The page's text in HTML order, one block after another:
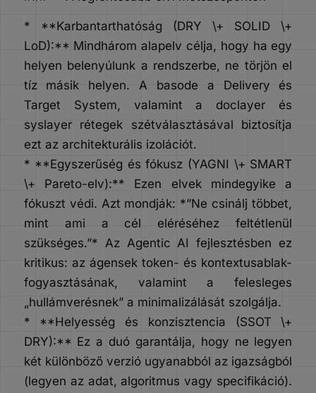
* **Karbantarthatóság (DRY \+ SOLID \+
LoD):** Mindhárom alapelv célja, hogy ha egy
helyen belenyúlunk a rendszerbe, ne törjön el
tíz másik helyen. A basode a Delivery és
Target System, valamint a doclayer és
syslayer rétegek szétválasztásával biztosítja
ezt az architekturális izolációt.
* **Egyszerűség és fókusz (YAGNI \+ SMART
\+ Pareto-elv):** Ezen elvek mindegyike a
fókuszt védi. Azt mondják: *”Ne csinálj többet,
mint ami a cél eléréséhez feltétlenül
szükséges.”* Az Agentic AI fejlesztésben ez
kritikus: az ágensek token- és kontextusablak-
fogyasztásának, valamint a felesleges
„hullámverésnek” a minimalizálását szolgálja.
* **Helyesség és konzisztencia (SSOT \+
DRY):** Ez a duó garantálja, hogy ne legyen
két különböző verzió ugyanabból az igazságból
(legyen az adat, algoritmus vagy specifikáció).